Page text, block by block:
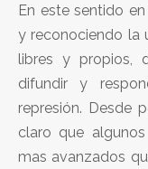
En este sentido
y reconociendo la
libres y propios,
difundir y
represión. Desde
claro que
mas avanzados